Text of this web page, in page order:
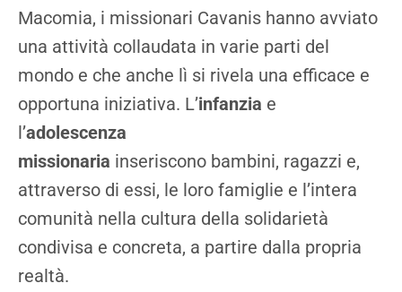
Macomia, i missionari Cavanis hanno avviato
una attività collaudata in varie parti del
mondo e che anche lì si rivela una efficace e
opportuna iniziativa. L’infanzia e
l’adolescenza
missionaria inseriscono bambini, ragazzi e,
attraverso di essi, le loro famiglie e l’intera
comunità nella cultura della solidarietà
condivisa e concreta, a partire dalla propria
realtà.